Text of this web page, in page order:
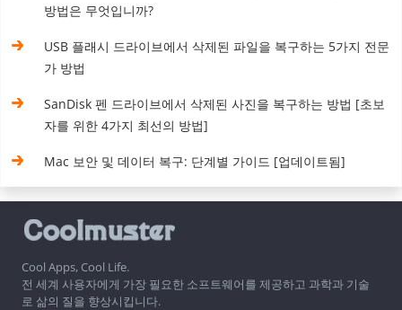
방법은 무엇입니까?
USB 플래시 드라이브에서 삭제된 파일을 복구하는 5가지 전문
가 방법
SanDisk 펜 드라이브에서 삭제된 사진을 복구하는 방법 [초보
자를 위한 4가지 최선의 방법]
Mac 보안 및 데이터 복구: 단계별 가이드 [업데이트됨]
Cool Apps, Cool Life.
전 세계 사용자에게 가장 필요한 소프트웨어를 제공하고 과학과 기술
로 삶의 질을 향상시킵니다.